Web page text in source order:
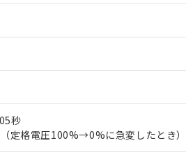
秒
定格電圧100%→0%に急変したとき）